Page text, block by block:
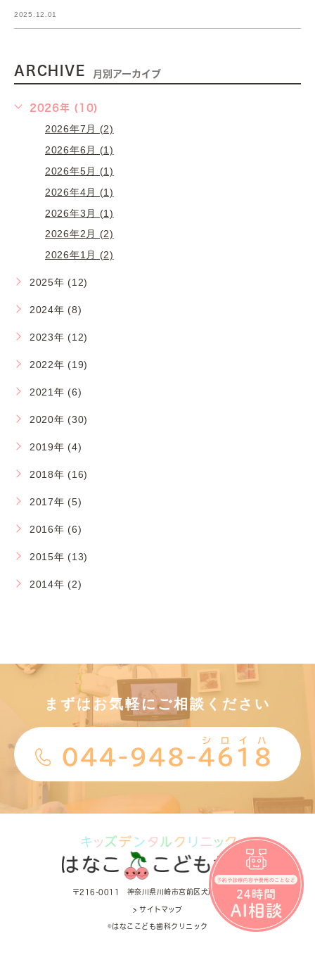
2025.12.01
ARCHIVE 月別アーカイブ
2026年 (10)
2026年7月 (2)
2026年6月 (1)
2026年5月 (1)
2026年4月 (1)
2026年3月 (1)
2026年2月 (2)
2026年1月 (2)
2025年 (12)
2024年 (8)
2023年 (12)
2022年 (19)
2021年 (6)
2020年 (30)
2019年 (4)
2018年 (16)
2017年 (5)
2016年 (6)
2015年 (13)
2014年 (2)
まずはお気軽にご相談ください
〒216-0011 神奈川県川崎市宮前区犬蔵1-4-13
> サイトマップ
©はなここども歯科クリニック